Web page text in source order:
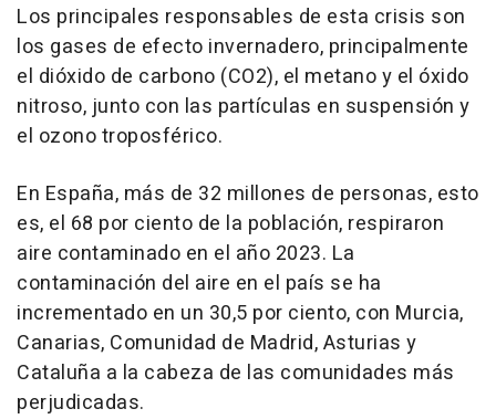
Los principales responsables de esta crisis son
los gases de efecto invernadero, principalmente
el dióxido de carbono (CO2), el metano y el óxido
nitroso, junto con las partículas en suspensión y
el ozono troposférico.
En España, más de 32 millones de personas, esto
es, el 68 por ciento de la población, respiraron
aire contaminado en el año 2023. La
contaminación del aire en el país se ha
incrementado en un 30,5 por ciento, con Murcia,
Canarias, Comunidad de Madrid, Asturias y
Cataluña a la cabeza de las comunidades más
perjudicadas.